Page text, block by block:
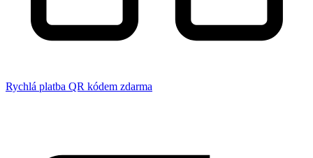
Rychlá platba QR kódem zdarma